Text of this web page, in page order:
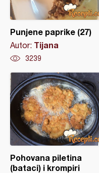
Punjene paprike (27)
Autor: Tijana
3239
Pohovana piletina
(bataci) i krompiri